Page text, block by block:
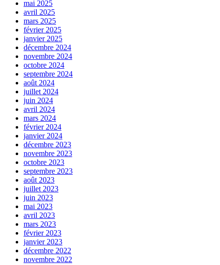
mai 2025
avril 2025
mars 2025
février 2025
janvier 2025
décembre 2024
novembre 2024
octobre 2024
septembre 2024
août 2024
juillet 2024
juin 2024
avril 2024
mars 2024
février 2024
janvier 2024
décembre 2023
novembre 2023
octobre 2023
septembre 2023
août 2023
juillet 2023
juin 2023
mai 2023
avril 2023
mars 2023
février 2023
janvier 2023
décembre 2022
novembre 2022